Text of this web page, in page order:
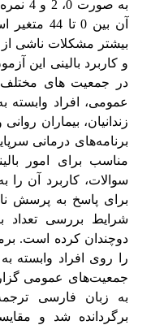
به
آن بین 0
بیشتر مشکلات ناشی
و کاربرد بالینی این
در جمعیت های
عمومی، افراد وابسته
زندانیان، بیماران
برنامه‌های درمانی
مناسب برای امور
سوالات، کاربرد آن را
برای پاسخ به پرسش
شرایط بررسی تعداد
به زبان فارسی
برگردانده شد و